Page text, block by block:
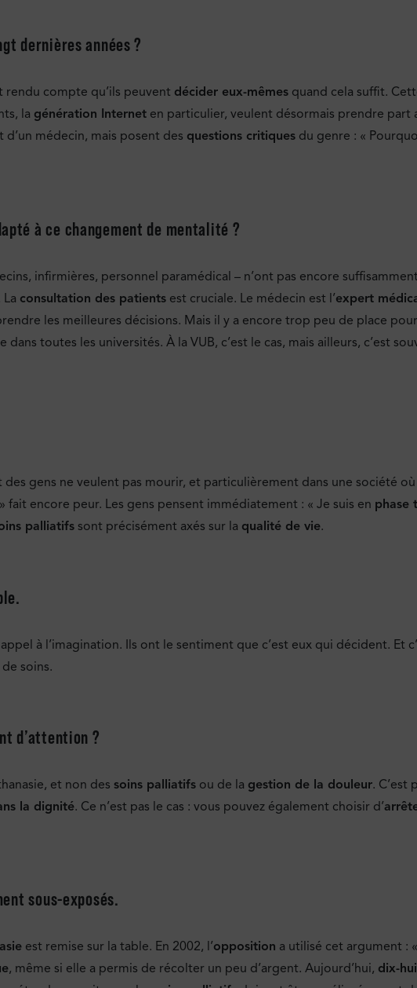
dernières années ?
rendu compte qu’ils peuvent décider eux-mêmes quand cela suffit.
la génération Internet en particulier, veulent désormais prendre part
médecin, mais posent des questions critiques du genre : «
à ce changement de mentalité ?
infirmières, personnel paramédical – n’ont pas encore
consultation des patients est cruciale. Le médecin est l’expert
les meilleures décisions. Mais il y a encore trop peu de place
toutes les universités. À la VUB, c’est le cas, mais ailleurs, c’est
des gens ne veulent pas mourir, et particulièrement dans une société
» fait encore peur. Les gens pensent immédiatement : « Je suis en phase
palliatifs sont précisément axés sur la qualité de vie.
à l’imagination. Ils ont le sentiment que c’est eux qui décident. Et
soins.
d’attention ?
et non des soins palliatifs ou de la gestion de la douleur. C’est
la dignité. Ce n’est pas le cas : vous pouvez également choisir d’
sous-exposés.
est remise sur la table. En 2002, l’opposition a utilisé cet argument :
, même si elle a permis de récolter un peu d’argent. Aujourd’hui, dix-